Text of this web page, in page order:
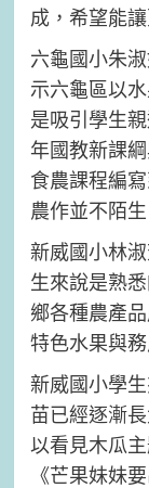
成，希望能
六龜國小朱
示六龜區以
是吸引學生
年國教新課
食農課程編
農作並不陌生
新威國小林
生來說是熟
鄉各種農產
特色水果與務
新威國小學
苗已經逐漸
以看見木瓜
《芒果妹妹